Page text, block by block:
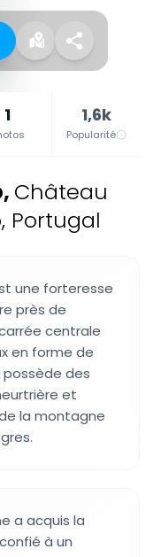
1 1,6k
Popularité
, Château
Portugal
une forteresse
près de
centrale
en forme de
des
et
la montagne
a acquis la
à un